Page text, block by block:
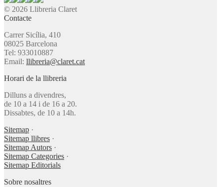
© 2026 Llibreria Claret
Contacte
Carrer Sicília, 410
08025 Barcelona
Tel: 933010887
Email: llibreria@claret.cat
Horari de la llibreria
Dilluns a divendres,
de 10 a 14 i de 16 a 20.
Dissabtes, de 10 a 14h.
Sitemap ·
Sitemap llibres ·
Sitemap Autors ·
Sitemap Categories ·
Sitemap Editorials
Sobre nosaltres